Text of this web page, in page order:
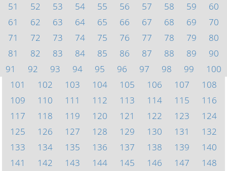
51
52 53 54 55 56 57 58 59
60
61
62 63 64 65 66 67 68 69
70
71
72 73 74 75 76 77 78 79
80
81
82 83 84 85 86 87 88 89
90
91
92 93 94 95 96 97 98 99
100
101
102 103 104 105 106 107
108
109
110 111 112 113 114 115
116
117
118 119 120 121 122 123
124
125
126 127 128 129 130 131
132
133
134 135 136 137 138 139
140
141
142 143 144 145 146 147
148